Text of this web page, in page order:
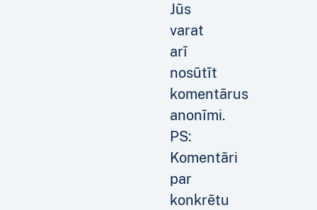
Jūs
varat
arī
nosūtīt
komentārus
anonīmi.
PS:
Komentāri
par
konkrētu